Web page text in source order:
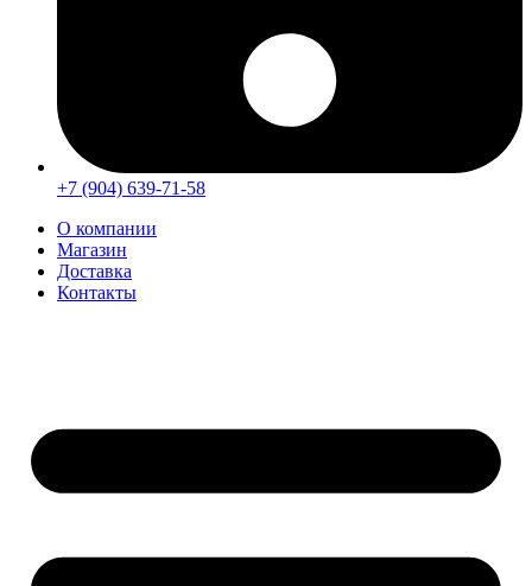
+7 (904) 639-71-58
О компании
Магазин
Доставка
Контакты